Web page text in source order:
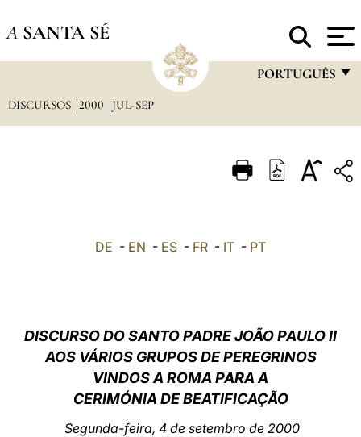
A SANTA SÉ
PORTUGUÊS
ITALIANO
العربيّة
中文
LATINE
DISCURSOS 2000 JUL-SEP
DE - EN - ES - FR - IT - PT
DISCURSO DO SANTO PADRE JOÃO PAULO II
AOS VÁRIOS GRUPOS DE PEREGRINOS
VINDOS A ROMA PARA A
CERIMÓNIA DE BEATIFICAÇÃO
Segunda-feira, 4 de setembro de 2000